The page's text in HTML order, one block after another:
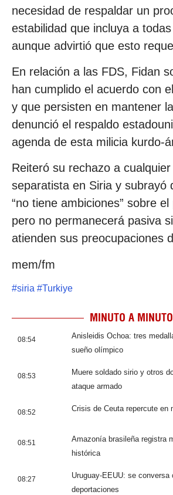
necesidad de respaldar un
estabilidad que incluya a
aunque advirtió que esto
En relación a las FDS, Fidan
han cumplido el acuerdo con
y que persisten en mantener
denunció el respaldo
agenda de esta milicia kurdo-
Reiteró su rechazo a
separatista en Siria y subrayó
“no tiene ambiciones” sobre
pero no permanecerá pasiva
atienden sus preocupaciones
mem/fm
#siria #Turkiye
MINUTO A MINUTO
08:54
Anisleidis Ochoa: tres
sueño olímpico
08:53
Muere soldado sirio y otros
ataque armado
08:52 Crisis de Ceuta repercute en
08:51
Amazonía brasileña registra
histórica
08:27
Uruguay-EEUU: se conversa
deportaciones